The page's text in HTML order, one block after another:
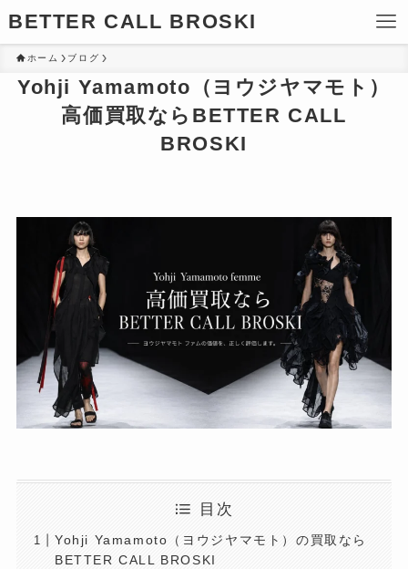
BETTER CALL BROSKI
ホーム ブログ
Yohji Yamamoto（ヨウジヤマモト）
高価買取ならBETTER CALL
BROSKI
目次
Yohji Yamamoto（ヨウジヤマモト）の買取なら
BETTER CALL BROSKI